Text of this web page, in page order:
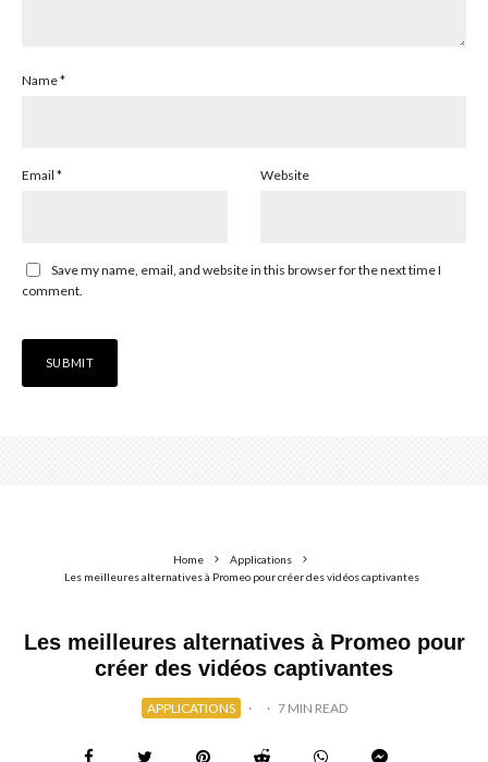
Name*
Email * Website
Save my name, email, and website in this browser for the next time I
comment.
Home
Applications
Les meilleures alternatives à Promeo pour créer des vidéos captivantes
Les meilleures alternatives à Promeo pour
créer des vidéos captivantes
APPLICATIONS · · 7 MIN READ